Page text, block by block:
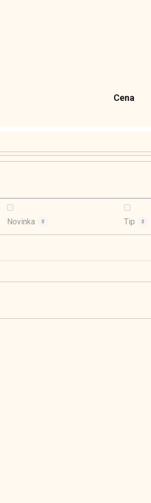
Cena
Novinka 0 Tip 0